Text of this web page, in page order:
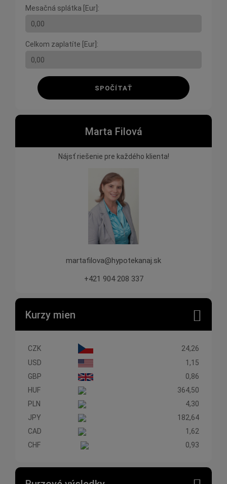
Mesačná splátka [Eur]:
Celkom zaplatíte [Eur]:
SPOČÍTAŤ
Marta Filová
Nájsť riešenie pre každého klienta!
martafilova@hypotekanaj.sk
+421 904 208 337
Kurzy mien
CZK
24,26
USD
1,15
GBP
0,86
HUF
364,50
PLN
4,30
JPY
182,64
CAD
1,62
CHF
0,93